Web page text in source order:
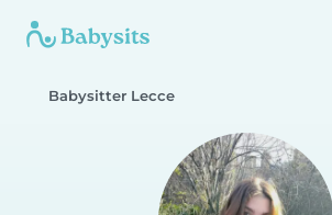
Babysitter Lecce